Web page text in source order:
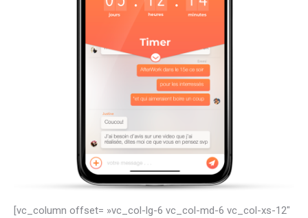
[vc_column offset= »vc_col-lg-6 vc_col-md-6 vc_col-xs-12″